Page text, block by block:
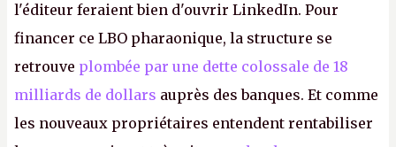
l'éditeur feraient bien d'ouvrir LinkedIn. Pour
financer ce LBO pharaonique, la structure se
retrouve plombée par une dette colossale de 18
milliards de dollars auprès des banques. Et comme
les nouveaux propriétaires entendent rentabiliser